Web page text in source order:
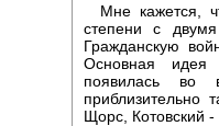
Мне кажется,
степени с
Гражданскую
Основная идея
появилась
приблизительно
Щорс, Котовский